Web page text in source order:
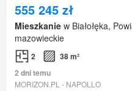
555 245 zł
Mieszkanie w Białołęka,
mazowieckie
2
38 m²
2 dni temu
MORIZON.PL - NAPOLLO